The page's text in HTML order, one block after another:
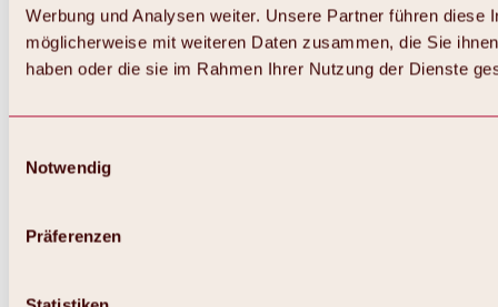
Werbung und Analysen weiter. Unsere Partner führen diese
möglicherweise mit weiteren Daten zusammen, die Sie
haben oder die sie im Rahmen Ihrer Nutzung der Dienste
Notwendig
Präferenzen